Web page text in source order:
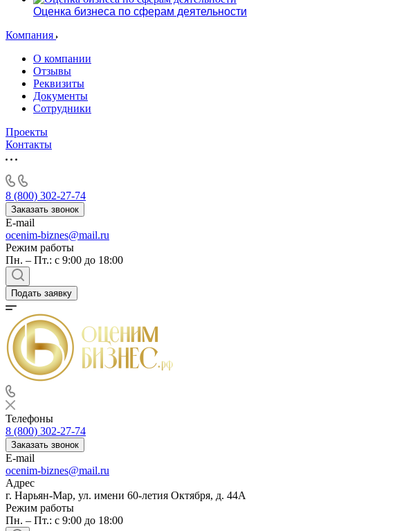
Оценка бизнеса по сферам деятельности
Компания
О компании
Отзывы
Реквизиты
Документы
Сотрудники
Проекты
Контакты
8 (800) 302-27-74
Заказать звонок
E-mail
ocenim-biznes@mail.ru
Режим работы
Пн. – Пт.: с 9:00 до 18:00
Подать заявку
Телефоны
8 (800) 302-27-74
Заказать звонок
E-mail
ocenim-biznes@mail.ru
Адрес
г. Нарьян-Мар, ул. имени 60-летия Октября, д. 44А
Режим работы
Пн. – Пт.: с 9:00 до 18:00
Апрелевка
Бирск